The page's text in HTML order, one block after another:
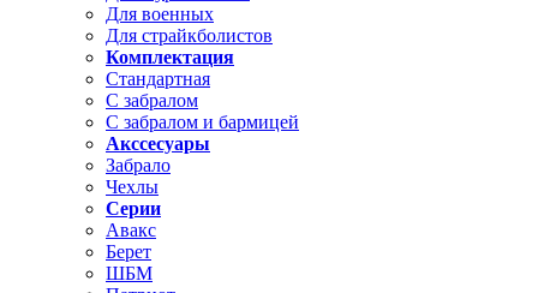
Для военных
Для страйкболистов
Комплектация
Стандартная
С забралом
С забралом и бармицей
Акссесуары
Забрало
Чехлы
Серии
Авакс
Берет
ШБМ